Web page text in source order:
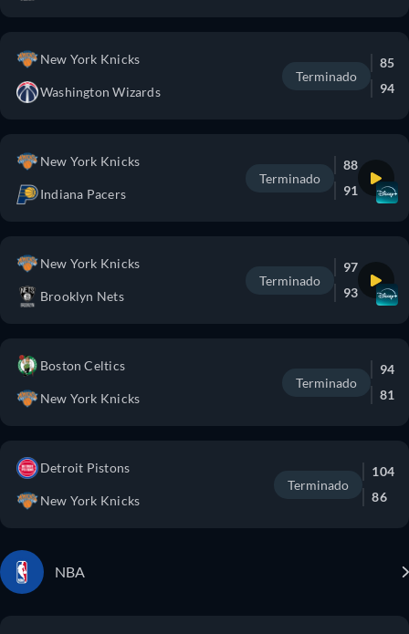
New York Knicks
Washington Wizards
Terminado
85
94
New York Knicks
Indiana Pacers
Terminado
88
91
New York Knicks
Brooklyn Nets
Terminado
97
93
Boston Celtics
New York Knicks
Terminado
94
81
Detroit Pistons
New York Knicks
Terminado
104
86
NBA